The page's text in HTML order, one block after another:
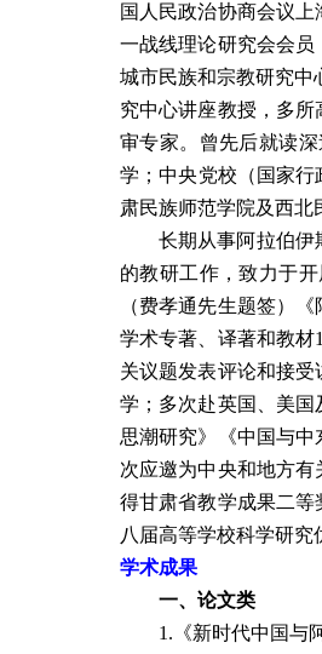
国人民政治协商会议上
一战线理论研究会会
城市民族和宗教研究中
究中心讲座教授，多
审专家。曾先后就读
学；中央党校（国家
肃民族师范学院及西
长期从事阿拉伯伊
的教研工作，致力于
（费孝通先生题签）
学术专著、译著和教材
关议题发表评论和接
学；多次赴英国、美
思潮研究》《中国与
次应邀为中央和地方
得甘肃省教学成果二
八届高等学校科学研
学术成果
一、论文类
1. 《新时代中国